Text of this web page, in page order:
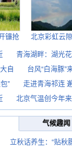
镰抢 北京彩虹云
青海湖畔：湖光
自
台风“白海豚”
”
走进青海祁连
北京气温创今年
气候趣闻
立秋话养生：“贴秋